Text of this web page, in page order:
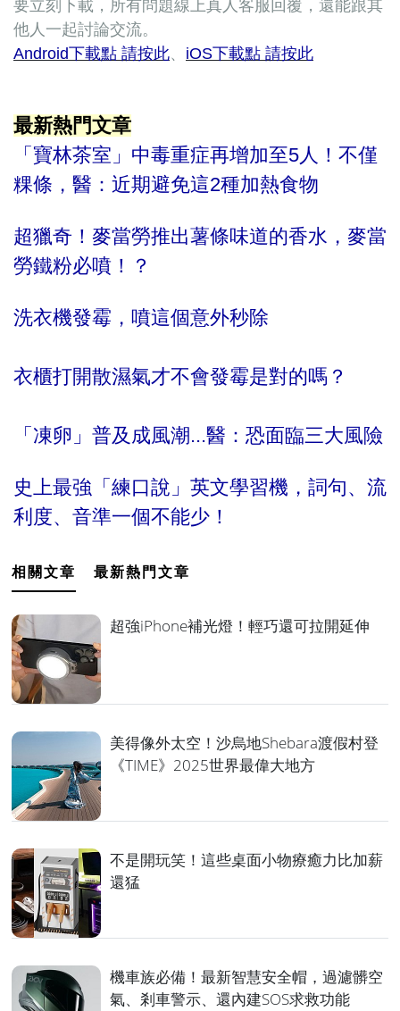
要立刻下載，所有問題線上真人客服回覆，還能跟其
他人一起討論交流。
Android下載點 請按此、 iOS下載點 請按此
最新熱門文章
「寶林茶室」中毒重症再增加至5人！不僅
粿條，醫：近期避免這2種加熱食物
超獵奇！麥當勞推出薯條味道的香水，麥當
勞鐵粉必噴！？
洗衣機發霉，噴這個意外秒除
衣櫃打開散濕氣才不會發霉是對的嗎？
「凍卵」普及成風潮...醫：恐面臨三大風險
史上最強「練口說」英文學習機，詞句、流
利度、音準一個不能少！
相關文章 最新熱門文章
超強iPhone補光燈！輕巧還可拉開延伸
美得像外太空！沙烏地Shebara渡假村登
《TIME》2025世界最偉大地方
不是開玩笑！這些桌面小物療癒力比加薪
還猛
機車族必備！最新智慧安全帽，過濾髒空
氣、剎車警示、還內建SOS求救功能